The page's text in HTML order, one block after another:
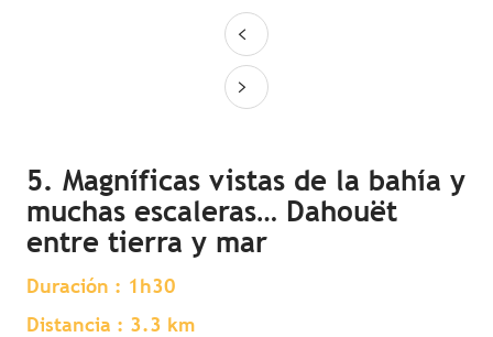
5. Magníficas vistas de la bahía y
muchas escaleras… Dahouët
entre tierra y mar
Duración : 1h30
Distancia : 3.3 km